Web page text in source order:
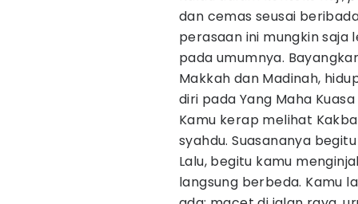
dan cemas seusai
perasaan ini mungkin
pada umumnya.
Makkah dan Madinah,
diri pada Yang Maha
Kamu kerap melihat
syahdu. Suasananya
Lalu, begitu kamu
langsung berbeda. Kamu